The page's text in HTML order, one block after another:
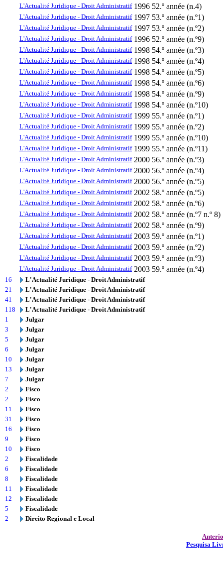
L'Actualité Juridique - Droit Administratif 1996 52.º année (n.4)
L'Actualité Juridique - Droit Administratif 1997 53.º année (n.º1)
L'Actualité Juridique - Droit Administratif 1997 53.º année (n.º2)
L'Actualité Juridique - Droit Administratif 1996 52.º année (n.º9)
L'Actualité Juridique - Droit Administratif 1998 54.º année (n.º3)
L'Actualité Juridique - Droit Administratif 1998 54.º année (n.º4)
L'Actualité Juridique - Droit Administratif 1998 54.º année (n.º5)
L'Actualité Juridique - Droit Administratif 1998 54.º année (n.º6)
L'Actualité Juridique - Droit Administratif 1998 54.º année (n.º9)
L'Actualité Juridique - Droit Administratif 1998 54.º année (n.º10)
L'Actualité Juridique - Droit Administratif 1999 55.º année (n.º1)
L'Actualité Juridique - Droit Administratif 1999 55.º année (n.º2)
L'Actualité Juridique - Droit Administratif 1999 55.º année (n.º10)
L'Actualité Juridique - Droit Administratif 1999 55.º année (n.º11)
L'Actualité Juridique - Droit Administratif 2000 56.º année (n.º3)
L'Actualité Juridique - Droit Administratif 2000 56.º année (n.º4)
L'Actualité Juridique - Droit Administratif 2000 56.º année (n.º5)
L'Actualité Juridique - Droit Administratif 2002 58.º année (n.º5)
L'Actualité Juridique - Droit Administratif 2002 58.º année (n.º6)
L'Actualité Juridique - Droit Administratif 2002 58.º année (n.º7 n.º 8)
L'Actualité Juridique - Droit Administratif 2002 58.º année (n.º9)
L'Actualité Juridique - Droit Administratif 2003 59.º année (n.º1)
L'Actualité Juridique - Droit Administratif 2003 59.º année (n.º2)
L'Actualité Juridique - Droit Administratif 2003 59.º année (n.º3)
L'Actualité Juridique - Droit Administratif 2003 59.º année (n.º4)
16
L'Actualité Juridique - Droit Administratif
21
L'Actualité Juridique - Droit Administratif
41
L'Actualité Juridique - Droit Administratif
118
L'Actualité Juridique - Droit Administratif
1
Julgar
3
Julgar
5
Julgar
6
Julgar
10
Julgar
13
Julgar
7
Julgar
2
Fisco
2
Fisco
11
Fisco
31
Fisco
16
Fisco
9
Fisco
10
Fisco
2
Fiscalidade
6
Fiscalidade
8
Fiscalidade
11
Fiscalidade
12
Fiscalidade
5
Fiscalidade
2
Direito Regional e Local
Pesquisa